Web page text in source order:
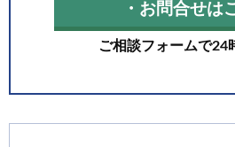
・お問合せは
ご相談フォームで24